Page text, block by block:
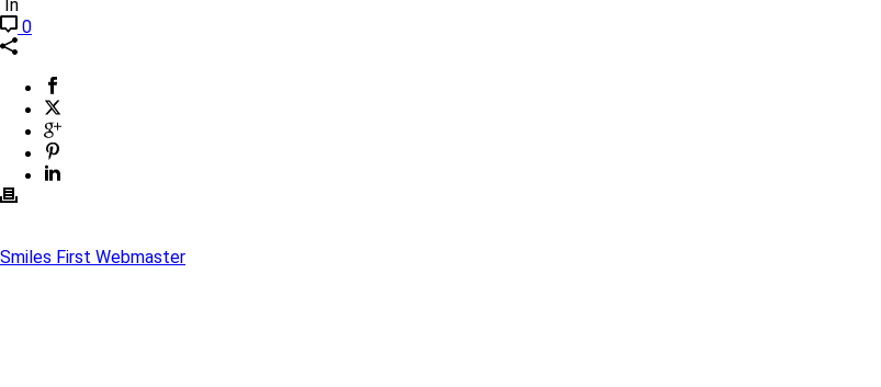
In
0
Smiles First Webmaster